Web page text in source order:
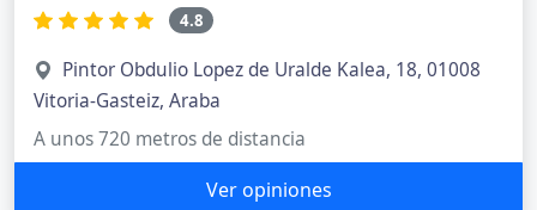
4.8
Pintor Obdulio Lopez de Uralde Kalea, 18, 01008
Vitoria-Gasteiz, Araba
A unos 720 metros de distancia
Ver opiniones